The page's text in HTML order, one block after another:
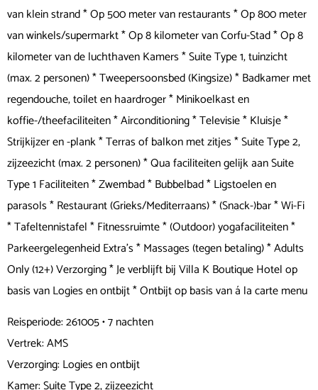
van klein strand * Op 500 meter van restaurants * Op 800 meter
van winkels/supermarkt * Op 8 kilometer van Corfu-Stad * Op 8
kilometer van de luchthaven Kamers * Suite Type 1, tuinzicht
(max. 2 personen) * Tweepersoonsbed (Kingsize) * Badkamer met
regendouche, toilet en haardroger * Minikoelkast en
koffie-/theefaciliteiten * Airconditioning * Televisie * Kluisje *
Strijkijzer en -plank * Terras of balkon met zitjes * Suite Type 2,
zijzeezicht (max. 2 personen) * Qua faciliteiten gelijk aan Suite
Type 1 Faciliteiten * Zwembad * Bubbelbad * Ligstoelen en
parasols * Restaurant (Grieks/Mediterraans) * (Snack-)bar * Wi-Fi
* Tafeltennistafel * Fitnessruimte * (Outdoor) yogafaciliteiten *
Parkeergelegenheid Extra's * Massages (tegen betaling) * Adults
Only (12+) Verzorging * Je verblijft bij Villa K Boutique Hotel op
basis van Logies en ontbijt * Ontbijt op basis van á la carte menu
Reisperiode: 261005 • 7 nachten
Vertrek: AMS
Verzorging: Logies en ontbijt